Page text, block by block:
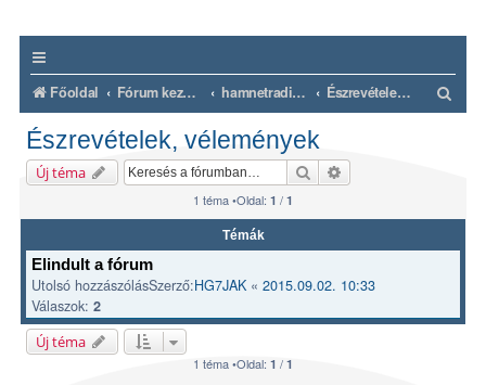
Főoldal Fórum kezdőlap hamnetradio.hu Észrevételek, vélemények
Észrevételek, vélemények
Új téma Keresés
1 téma •Oldal: 1 / 1
Témák
Elindult a fórum
Utolsó hozzászólásSzerző:HG7JAK «2015.09.02. 10:33
Válaszok:2
Új téma
1 téma •Oldal: 1 / 1